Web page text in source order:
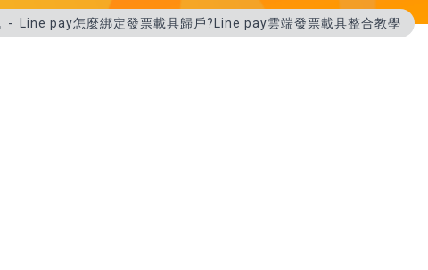
Line pay怎麼綁定發票載具歸戶?Line pay雲端發票載具整合教學